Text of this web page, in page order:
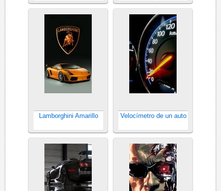
Lamborghini Amarillo Velocímetro de un auto